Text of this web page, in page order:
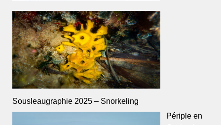
Sousleaugraphie 2025 – Snorkeling
Périple en